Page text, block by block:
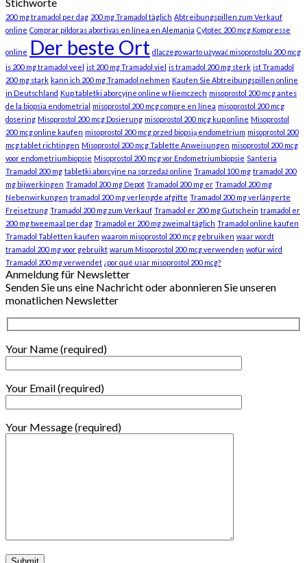
200 mg tramadol per dag 200 mg Tramadol täglich Abtreibungspillen zum Verkauf
online Comprar píldoras abortivas en línea en Alemania Cytotec 200 mcg Kompresse
online Der beste Ort dlaczego warto używać misoprostolu 200 mcg
is 200 mg tramadol veel ist 200 mg Tramadol viel is tramadol 200 mg sterk ist Tramadol
200 mg stark kann ich 200 mg Tramadol nehmen Kaufen Sie Abtreibungspillen online
in Deutschland Kup tabletki aborcyjne online w Niemczech misoprostol 200 mcg antes
de la biopsia endometrial misoprostol 200 mcg compre en línea misoprostol 200 mcg
dosering Misoprostol 200 mcg Dosierung misoprostol 200 mcg kup online Misoprostol
200 mcg online kaufen misoprostol 200 mcg przed biopsją endometrium misoprostol 200
mcg tablet richtingen Misoprostol 200 mcg Tablette Anweisungen misoprostol 200 mcg
voor endometriumbiopsie Misoprostol 200 mcg vor Endometriumbiopsie Santeria
Tramadol 200 mg tabletki aborcyjne na sprzedaż online Tramadol 100 mg tramadol 200
mg bijwerkingen Tramadol 200 mg Depot Tramadol 200 mg er Tramadol 200 mg
Nebenwirkungen tramadol 200 mg verlengde afgifte Tramadol 200 mg verlängerte
Freisetzung Tramadol 200 mg zum Verkauf Tramadol er 200 mg Gutschein tramadol er
200 mg tweemaal per dag Tramadol er 200 mg zweimal täglich Tramadol online kaufen
Tramadol Tabletten kaufen waarom misoprostol 200 mcg gebruiken waar wordt
tramadol 200 mg voor gebruikt warum Misoprostol 200 mcg verwenden wofür wird
Tramadol 200 mg verwendet ¿por qué usar misoprostol 200 mcg?
Anmeldung für Newsletter
Senden Sie uns eine Nachricht oder abonnieren Sie unseren
monatlichen Newsletter
Your Name (required)
Your Email (required)
Your Message (required)